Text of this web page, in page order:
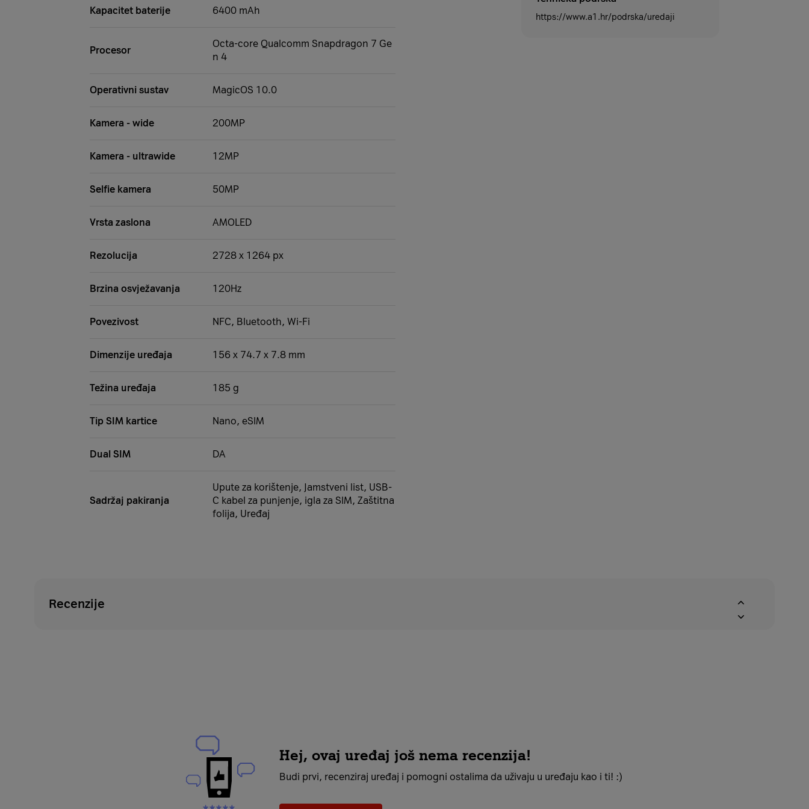
Kapacitet baterije 6400 mAh
Procesor
Octa-core Qualcomm Snapdragon 7 Ge
n 4
Operativni sustav MagicOS 10.0
Kamera - wide 200MP
Kamera - ultrawide 12MP
Selfie kamera 50MP
Vrsta zaslona AMOLED
Rezolucija 2728 x 1264 px
Brzina osvježavanja 120Hz
Povezivost NFC, Bluetooth, Wi-Fi
Dimenzije uređaja 156 x 74.7 x 7.8 mm
Težina uređaja 185 g
Tip SIM kartice Nano, eSIM
Dual SIM DA
Sadržaj pakiranja
Upute za korištenje, Jamstveni list, USB-
C kabel za punjenje, igla za SIM, Zaštitna
folija, Uređaj
https://www.a1.hr/podrska/uredaji
Recenzije
Hej, ovaj uređaj još nema recenzija!
Budi prvi, recenziraj uređaj i pomogni ostalima da uživaju u uređaju kao i ti! :)